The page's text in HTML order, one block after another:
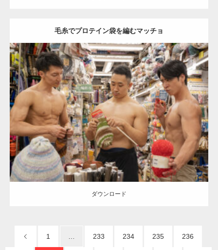
毛糸でプロテイン袋を編むマッチョ
Update:2024.06.21
Category: 手芸屋さんのマッチョ（方南町） kaichanAKIHITO(細マッ
チョ) SOSUKE 外資系筋肉 方南町（東京）
ダウンロード
ダウンロード
1 233 234 235 236
TOKYO FMラジオ番組「ONE MORNING」
で紹介さ…
NHK「所さん！事件ですよ」に取材されまし
た（6/8放送）
映画「黄金泥棒」へマッスルプラスメンバー